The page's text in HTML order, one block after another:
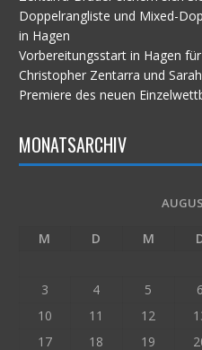
Doppelrangliste und Mixed-
in Hagen
Vorbereitungsstart in Hagen
Christopher Zentarra und
Premiere des neuen
MONATSARCHIV
M D M
3
4 5 6
10
11 12
17
18 19